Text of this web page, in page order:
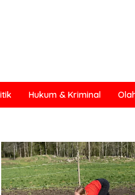
Hukum & Kriminal